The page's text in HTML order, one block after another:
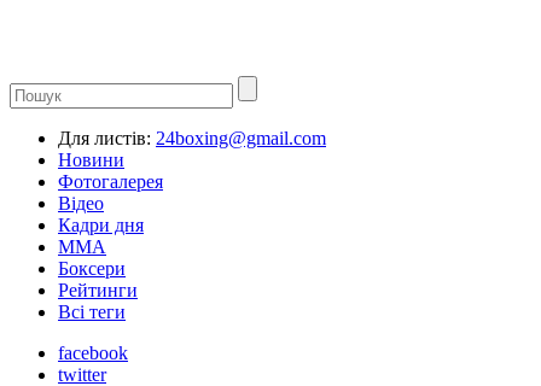
Для листів: 24boxing@gmail.com
Новини
Фотогалерея
Відео
Кадри дня
ММА
Боксери
Рейтинги
Всі теги
facebook
twitter